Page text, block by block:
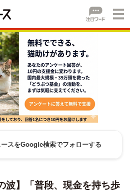
ースをGoogle検索でフォローする
波】「普段、現金を持ち歩